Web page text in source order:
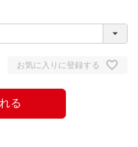
お気に入りに登録する
る